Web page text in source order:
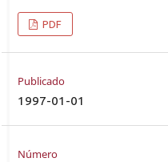
PDF
Publicado
1997-01-01
Número